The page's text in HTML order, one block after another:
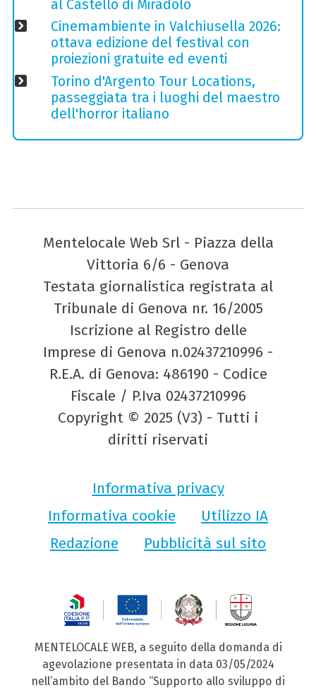
al Castello di Miradolo
Cinemambiente in Valchiusella 2026:
ottava edizione del festival con
proiezioni gratuite ed eventi
Torino d'Argento Tour Locations,
passeggiata tra i luoghi del maestro
dell'horror italiano
Mentelocale Web Srl - Piazza della
Vittoria 6/6 - Genova
Testata giornalistica registrata al
Tribunale di Genova nr. 16/2005
Iscrizione al Registro delle
Imprese di Genova n.02437210996 -
R.E.A. di Genova: 486190 - Codice
Fiscale / P.Iva 02437210996
Copyright © 2025 (V3) - Tutti i
diritti riservati
Informativa privacy
Informativa cookie
Utilizzo IA
Redazione
Pubblicità sul sito
MENTELOCALE WEB, a seguito della domanda di
agevolazione presentata in data 03/05/2024
nell’ambito del Bando “Supporto allo sviluppo di